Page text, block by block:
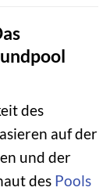
des
auf der
und der
des Pools